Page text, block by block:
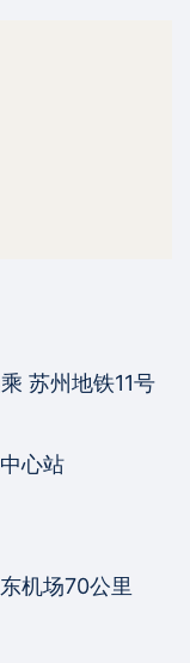
苏州地铁11号
心站
机场70公里